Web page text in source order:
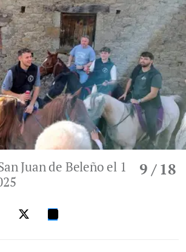
9 / 18
Juan de Beleño el 1